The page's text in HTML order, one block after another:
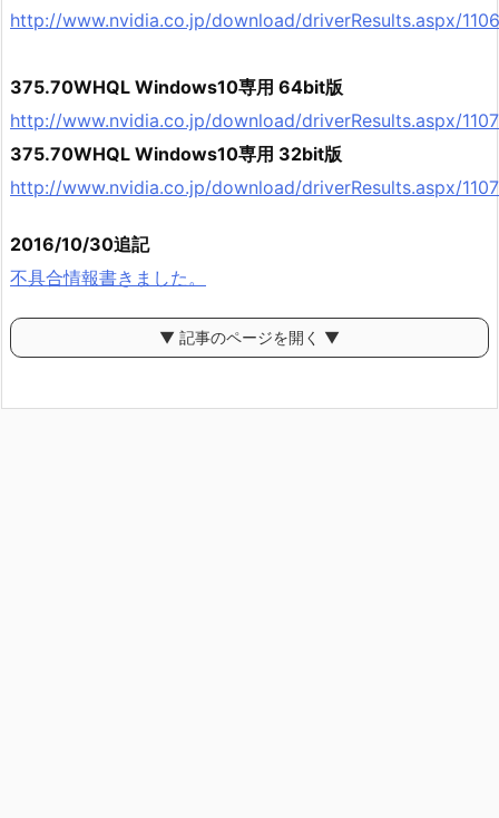
http://www.nvidia.co.jp/download/driverResults.aspx/
375.70WHQL Windows10専用 64bit版
http://www.nvidia.co.jp/download/driverResults.aspx/
375.70WHQL Windows10専用 32bit版
http://www.nvidia.co.jp/download/driverResults.aspx/
2016/10/30追記
不具合情報書きました。
▼ 記事のページを開く ▼